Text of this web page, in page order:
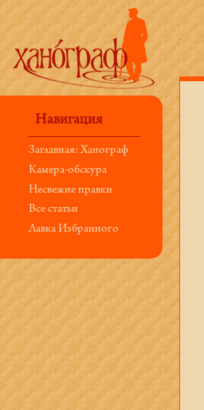
Навигация
Заглавная: Ханограф
Камера-обскура
Несвежие правки
Все статьи
Лавка Избранного